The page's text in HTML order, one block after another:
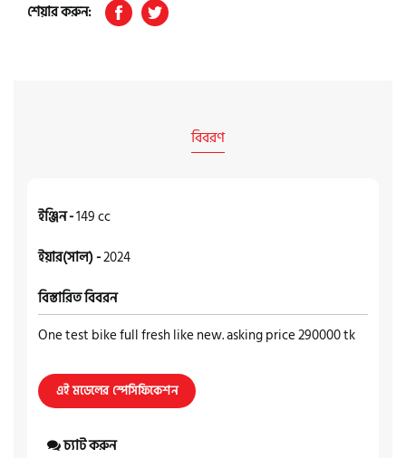
শেয়ার করুন:
বিবরণ
ইঞ্জিন -149 cc
ইয়ার(সাল) -2024
বিস্তারিত বিবরন
One test bike full fresh like new. asking price 290000 tk
এই মডেলের স্পেসিফিকেশন
চ্যাট করুন